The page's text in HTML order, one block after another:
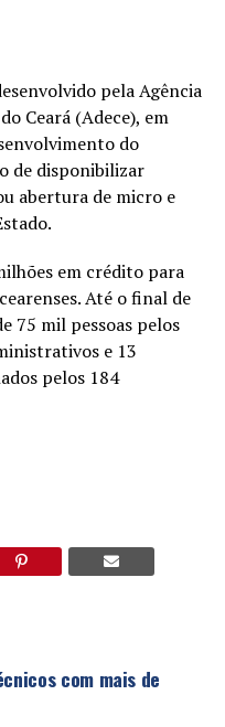
pela Agência
Ceará (Adece), em
do
de disponibilizar
abertura de micro e
em crédito para
Até o final de
75 mil pessoas pelos
e 13
pelos 184
com mais de